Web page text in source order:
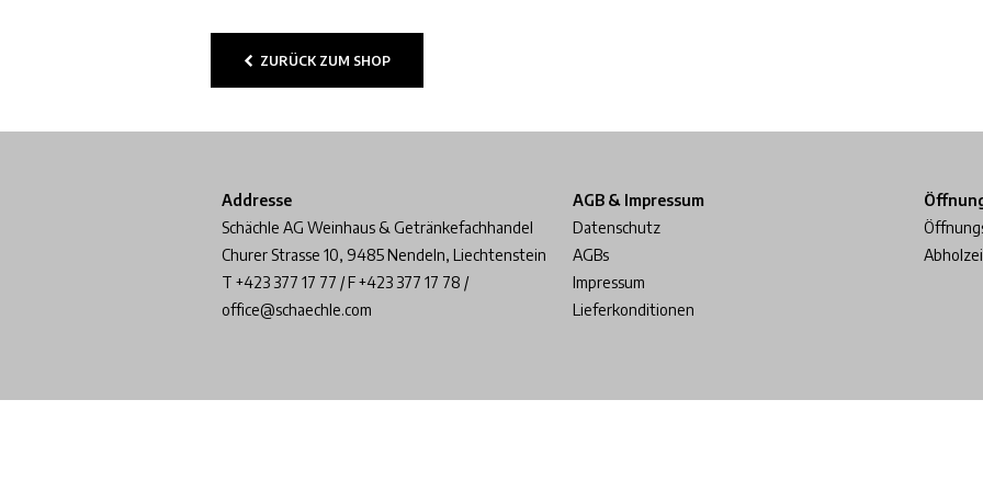
ZURÜCK ZUM SHOP
Addresse
Schächle AG Weinhaus & Getränkefachhandel
Churer Strasse 10, 9485 Nendeln, Liechtenstein
T +423 377 17 77 / F +423 377 17 78 /
office@schaechle.com
AGB & Impressum
Datenschutz
AGBs
Impressum
Lieferkonditionen